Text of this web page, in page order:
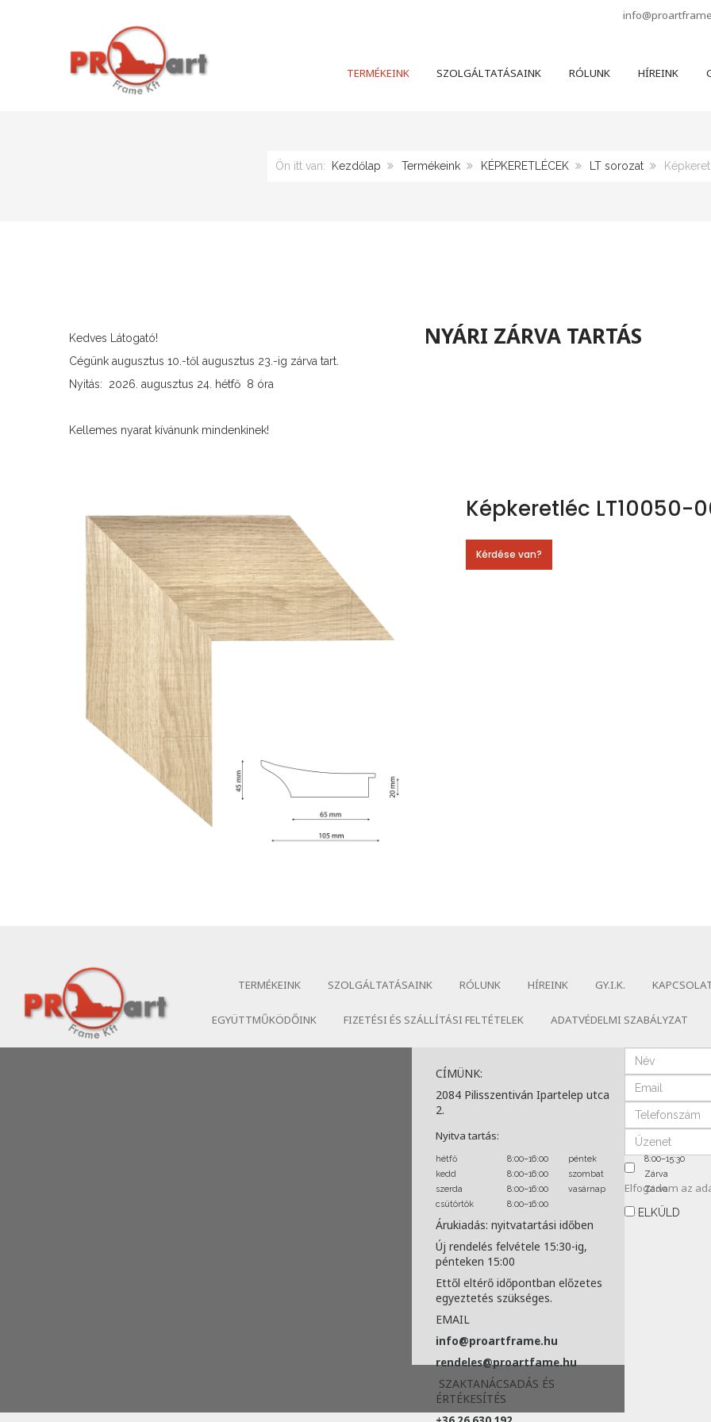
TERMÉKEINK SZOLGÁLTATÁSAINK RÓLUNK HÍREINK
Ön itt van: Kezdőlap Termékeink KÉPKERETLÉCEK LT sorozat
NYÁRI ZÁRVA TARTÁS
Kedves Látogató!
Cégünk augusztus 10.-től augusztus 23.-ig zárva tart.
Nyitás: 2026. augusztus 24. hétfő 8 óra
Kellemes nyarat kívánunk mindenkinek!
Képkeretléc LT10050-
Kérdése van?
TERMÉKEINK SZOLGÁLTATÁSAINK RÓLUNK HÍREINK GY.I.K.
EGYÜTTMŰKÖDŐINK FIZETÉSI ÉS SZÁLLÍTÁSI FELTÉTELEK ADATVÉDELMI SZABÁLYZAT
CÍMÜNK:
2084 Pilisszentiván Ipartelep utca
2.
Nyitva tartás:
hétfő 8:00–16:00 péntek
8:00–15:30
kedd
8:00–16:00 szombat
Zárva
szerda
8:00–16:00 vasárnap
Zárva
csütörtök
8:00–16:00
Árukiadás: nyitvatartási időben
Új rendelés felvétele 15:30-ig,
pénteken 15:00
Ettől eltérő időpontban előzetes
egyeztetés szükséges.
EMAIL
info@proartframe.hu
rendeles@proartfame.hu
SZAKTANÁCSADÁS ÉS
ÉRTÉKESÍTÉS
Elfogadom az
ELKÜLD